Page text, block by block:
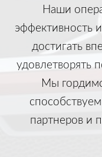
Наши
эффективность
достигать
удовлетворять
Мы
партнеров и